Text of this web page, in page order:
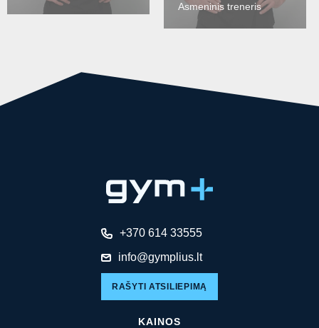
Asmeninis treneris
+370 614 33555
info@gymplius.lt
RAŠYTI ATSILIEPIMĄ
KAINOS